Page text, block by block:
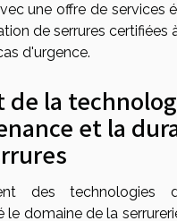
une offre de services
de serrures certifiées
d'urgence.
de la
et la
des
le domaine de la